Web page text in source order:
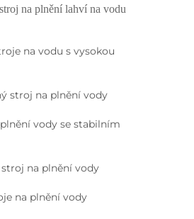
stroj na plnění lahví na vodu
na vodu s vysokou
stroj na plnění vody
vody se stabilním
na plnění vody
na plnění vody